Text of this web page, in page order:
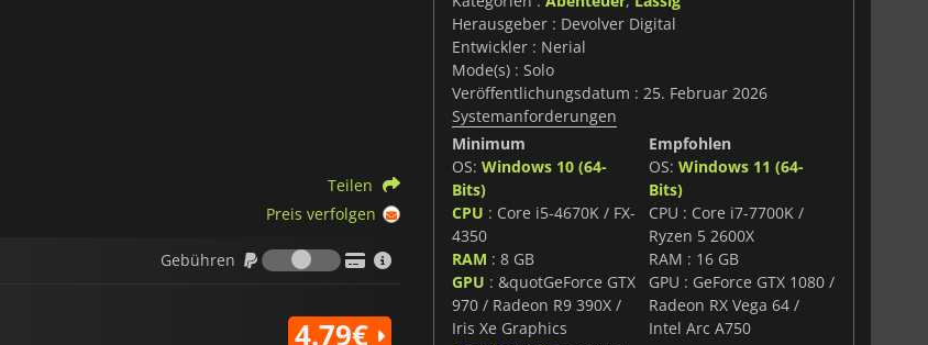
Teilen
Preis verfolgen
Gebühren
Gebühren
4.79€
Herausgeber : Devolver Digital
Entwickler : Nerial
Mode(s) : Solo
Veröffentlichungsdatum : 25. Februar 2026
Systemanforderungen
Minimum
OS: Windows 10 (64-
Bits)
CPU : Core i5-4670K / FX-
4350
RAM : 8 GB
GPU : &quotGeForce GTX
970 / Radeon R9 390X /
Iris Xe Graphics
Empfohlen
OS:Windows 11 (64-
Bits)
CPU : Core i7-7700K /
Ryzen 5 2600X
RAM : 16 GB
GPU : GeForce GTX 1080 /
Radeon RX Vega 64 /
Intel Arc A750